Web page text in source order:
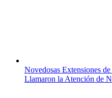
Novedosas Extensiones
Llamaron la Atención de